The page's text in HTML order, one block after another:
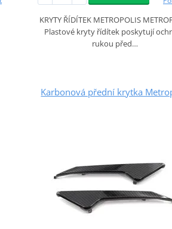
KRYTY ŘÍDÍTEK METROPOLIS
Plastové kryty řídítek poskytují
rukou před…
Karbonová přední krytka